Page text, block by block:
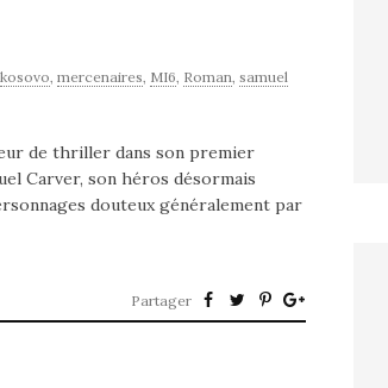
kosovo, mercenaires, MI6, Roman, samuel
de thriller dans son premier
Carver, son héros désormais
douteux généralement par
Partager